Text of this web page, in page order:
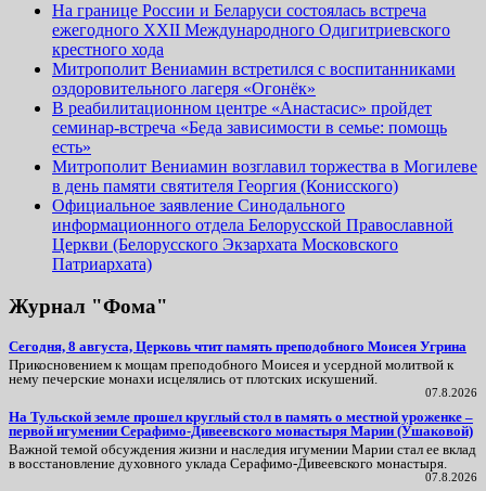
На границе России и Беларуси состоялась встреча
ежегодного XXII Международного Одигитриевского
крестного хода
Митрополит Вениамин встретился с воспитанниками
оздоровительного лагеря «Огонёк»
В реабилитационном центре «Анастасис» пройдет
семинар-встреча «Беда зависимости в семье: помощь
есть»
Митрополит Вениамин возглавил торжества в Могилеве
в день памяти святителя Георгия (Конисского)
Официальное заявление Синодального
информационного отдела Белорусской Православной
Церкви (Белорусского Экзархата Московского
Патриархата)
Журнал "Фома"
Сегодня, 8 августа, Церковь чтит память преподобного Моисея Угрина
Прикосновением к мощам преподобного Моисея и усердной молитвой к
нему печерские монахи исцелялись от плотских искушений.
07.8.2026
На Тульской земле прошел круглый стол в память о местной уроженке –
первой игумении Серафимо-Дивеевского монастыря Марии (Ушаковой)
Важной темой обсуждения жизни и наследия игумении Марии стал ее вклад
в восстановление духовного уклада Серафимо‑Дивеевского монастыря.
07.8.2026